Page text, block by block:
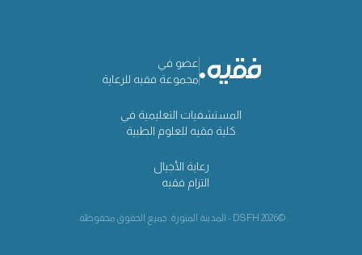
عضو في
مجموعة فقيه للرعاية
المستشفيات التعليمية في
كلية فقيه للعلوم الطبية
رعاية الأجيال
التزام فقيه
©2026 DSFH - المدينة المنورة. جميع الحقوق محفوظة.